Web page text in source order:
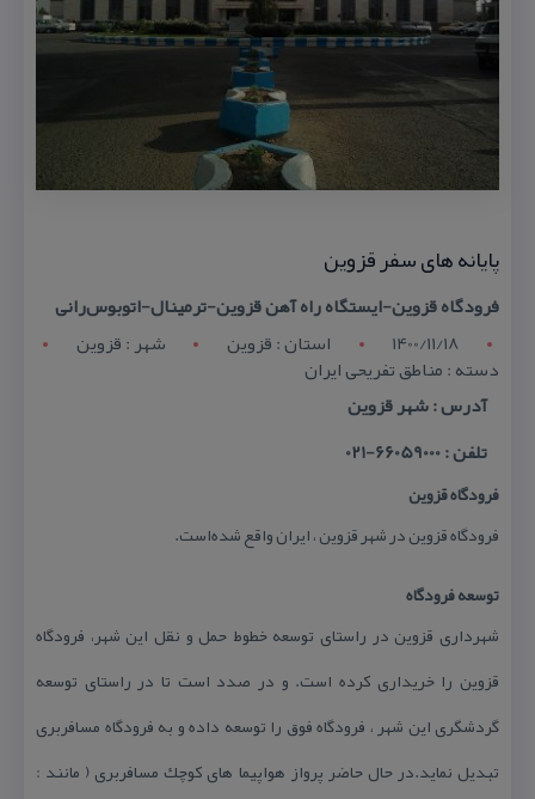
پایانه های سفر قزوین
فرودگاه قزوین-ایستگاه راه آهن قزوین-ترمینال-اتوبوس‌رانی
1400/11/18
استان : قزوين شهر : قزوين
دسته : مناطق تفریحی ایران
آدرس : شهر قزوین
تلفن : 66059000-021
فرودگاه قزوین
فرودگاه قزوین در شهر قزوین ، ایران واقع شده‌است.
توسعه فرودگاه
شهرداری قزوین در راستای توسعه خطوط حمل و نقل این شهر، فرودگاه
قزوین را خریداری كرده است. و در صدد است تا در راستای توسعه
گردشگری این شهر ، فرودگاه فوق را توسعه داده و به فرودگاه مسافربری
تبدیل نماید.در حال حاضر پرواز هواپیما های كوچك مسافربری ( مانند :